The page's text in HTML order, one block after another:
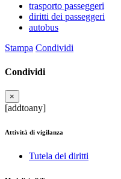
trasporto passeggeri
diritti dei passeggeri
autobus
Stampa Condividi
Condividi
×
[addtoany]
Attività di vigilanza
Tutela dei diritti